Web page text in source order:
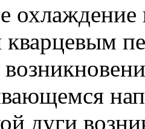
охлаждение
дуги